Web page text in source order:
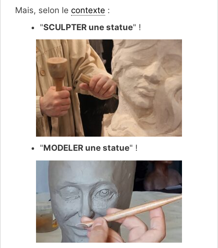
Mais, selon le contexte :
"SCULPTER une statue" !
"MODELER une statue" !